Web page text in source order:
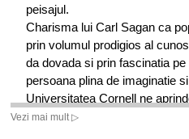
peisajul.
Charisma lui Carl Sagan ca
prin volumul prodigios al
da dovada si prin fascinatia
persoana plina de imaginatie
Universitatea Cornell ne
spectacol de zile mari.
Vezi mai mult ▷